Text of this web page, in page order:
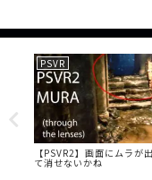
PSVR
【PSVR2】画面にムラが
て消せないかね